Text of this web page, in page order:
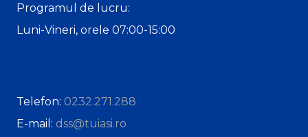
Programul de lucru:
Luni-Vineri, orele 07:00-15:00
Telefon: 0232.271.288
E-mail: dss@tuiasi.ro